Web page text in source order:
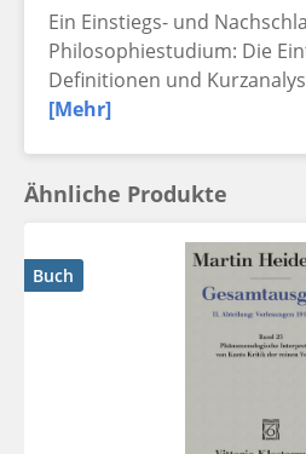
Ein Einstiegs- und
Philosophiestudium: Die
Definitionen und
[Mehr]
Ähnliche Produkte
Buch